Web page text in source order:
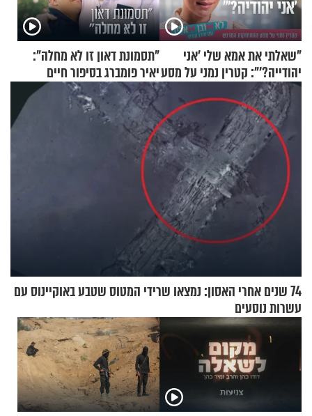
"שאלתי את אמא שלי 'אני
יהודייה?'": קטרין נמני על מסע
ההתחזקות המרגש
"תסמונת דאון זו לא מחלה":
יאיר פומברג בסיפור חיים
מעורר השראה
74 שנים אחרי האסון: נמצאו שרידי המטוס שטבע באוקיינוס עם
עשרות נוסעים